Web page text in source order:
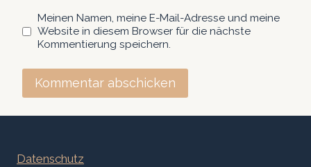
Meinen Namen, meine E-Mail-Adresse und meine
Website in diesem Browser für die nächste
Kommentierung speichern.
Datenschutz